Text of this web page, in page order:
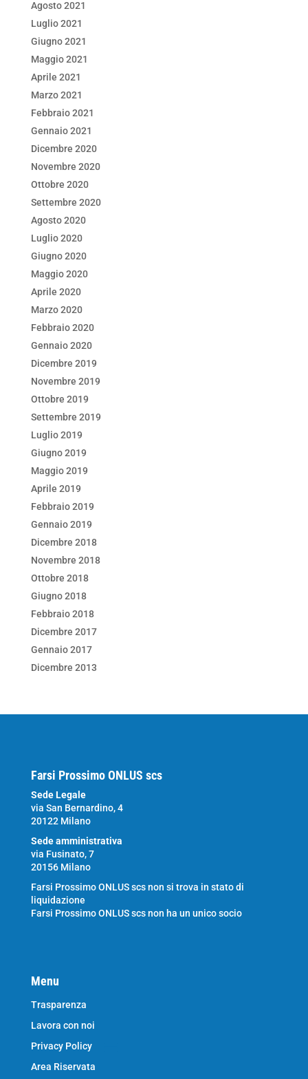
Agosto 2021
Luglio 2021
Giugno 2021
Maggio 2021
Aprile 2021
Marzo 2021
Febbraio 2021
Gennaio 2021
Dicembre 2020
Novembre 2020
Ottobre 2020
Settembre 2020
Agosto 2020
Luglio 2020
Giugno 2020
Maggio 2020
Aprile 2020
Marzo 2020
Febbraio 2020
Gennaio 2020
Dicembre 2019
Novembre 2019
Ottobre 2019
Settembre 2019
Luglio 2019
Giugno 2019
Maggio 2019
Aprile 2019
Febbraio 2019
Gennaio 2019
Dicembre 2018
Novembre 2018
Ottobre 2018
Giugno 2018
Febbraio 2018
Dicembre 2017
Gennaio 2017
Dicembre 2013
Farsi Prossimo ONLUS scs
Sede Legale
via San Bernardino, 4
20122 Milano
Sede amministrativa
via Fusinato, 7
20156 Milano
Farsi Prossimo ONLUS scs non si trova in stato di
liquidazione
Farsi Prossimo ONLUS scs non ha un unico socio
Menu
Trasparenza
Lavora con noi
Privacy Policy
Area Riservata